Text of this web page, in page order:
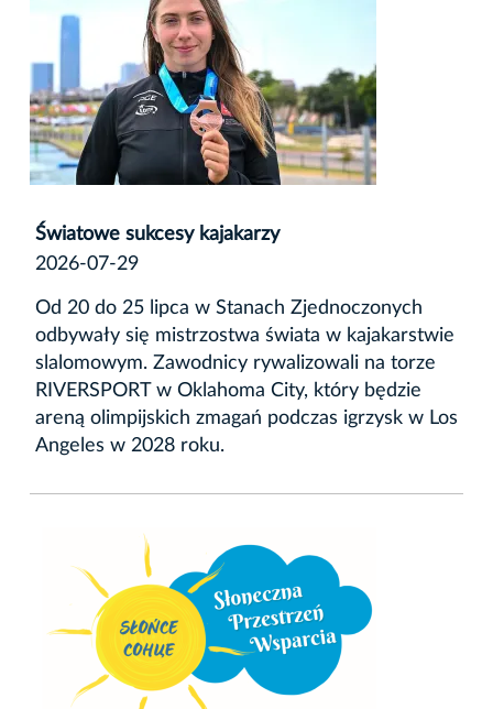
Światowe sukcesy kajakarzy
2026-07-29
Od 20 do 25 lipca w Stanach Zjednoczonych
odbywały się mistrzostwa świata w kajakarstwie
slalomowym. Zawodnicy rywalizowali na torze
RIVERSPORT w Oklahoma City, który będzie
areną olimpijskich zmagań podczas igrzysk w Los
Angeles w 2028 roku.